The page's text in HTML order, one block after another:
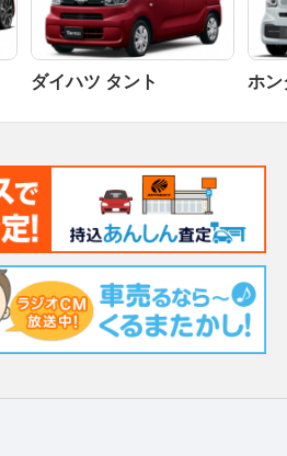
ダイハツ タント ホン